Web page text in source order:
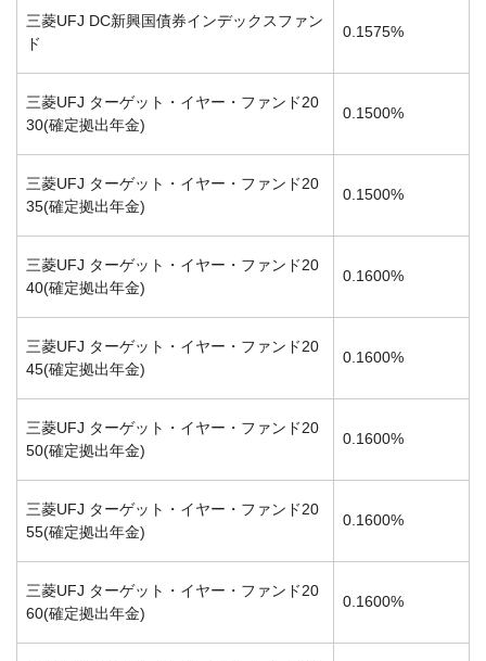
三菱UFJ DC新興国債券インデックスファン
ド
0.1575%
三菱UFJ ターゲット・イヤー・ファンド20
30(確定拠出年金)
0.1500%
三菱UFJ ターゲット・イヤー・ファンド20
35(確定拠出年金)
0.1500%
三菱UFJ ターゲット・イヤー・ファンド20
40(確定拠出年金)
0.1600%
三菱UFJ ターゲット・イヤー・ファンド20
45(確定拠出年金)
0.1600%
三菱UFJ ターゲット・イヤー・ファンド20
50(確定拠出年金)
0.1600%
三菱UFJ ターゲット・イヤー・ファンド20
55(確定拠出年金)
0.1600%
三菱UFJ ターゲット・イヤー・ファンド20
60(確定拠出年金)
0.1600%